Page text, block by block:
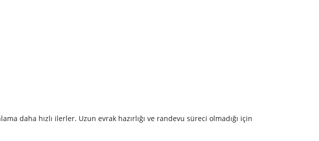
daha hızlı ilerler. Uzun evrak hazırlığı ve randevu süreci olmadığı için